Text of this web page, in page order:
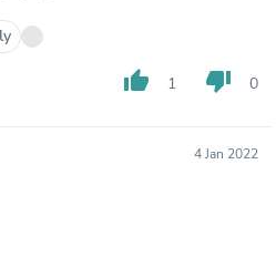
thumb_up 1 thumb_down 0
4 Jan 2022